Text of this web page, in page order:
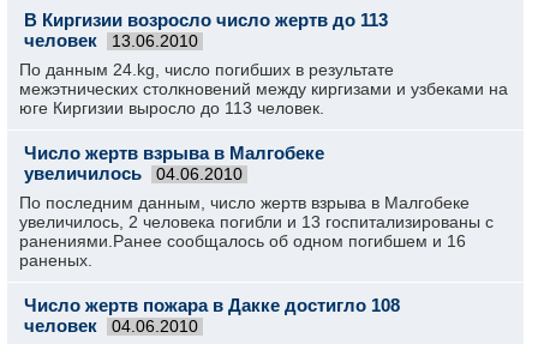
В Киргизии возросло число жертв до 113
человек
13.06.2010
По данным 24.kg, число погибших в результате
межэтнических столкновений между киргизами и узбеками на
юге Киргизии выросло до 113 человек.
Число жертв взрыва в Малгобеке
увеличилось
04.06.2010
По последним данным, число жертв взрыва в Малгобеке
увеличилось, 2 человека погибли и 13 госпитализированы с
ранениями.Ранее сообщалось об одном погибшем и 16
раненых.
Число жертв пожара в Дакке достигло 108
человек
04.06.2010